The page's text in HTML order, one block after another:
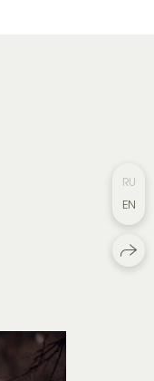
RU
EN